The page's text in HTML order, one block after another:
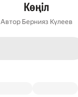
Көңіл
Автор Бернияз Күлеев